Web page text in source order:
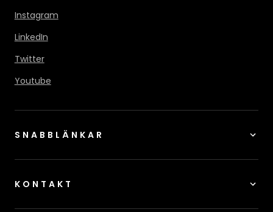
Instagram
LinkedIn
Twitter
Youtube
SNABBLÄNKAR
KONTAKT